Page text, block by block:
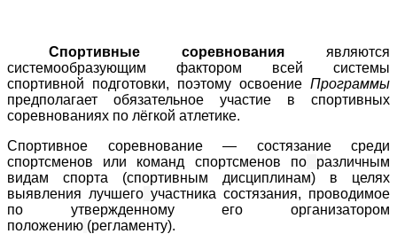
Спортивные соревнования являются
системообразующим фактором всей системы
спортивной подготовки, поэтому освоение Программы
предполагает обязательное участие в спортивных
соревнованиях по лёгкой атлетике.
Спортивное соревнование— состязание среди
спортсменов или команд спортсменов по
различным
видам спорта (спортивным дисциплинам) в целях
выявления лучшего участника состязания, проводимое
по утвержденному его организатором
положению (регламенту).